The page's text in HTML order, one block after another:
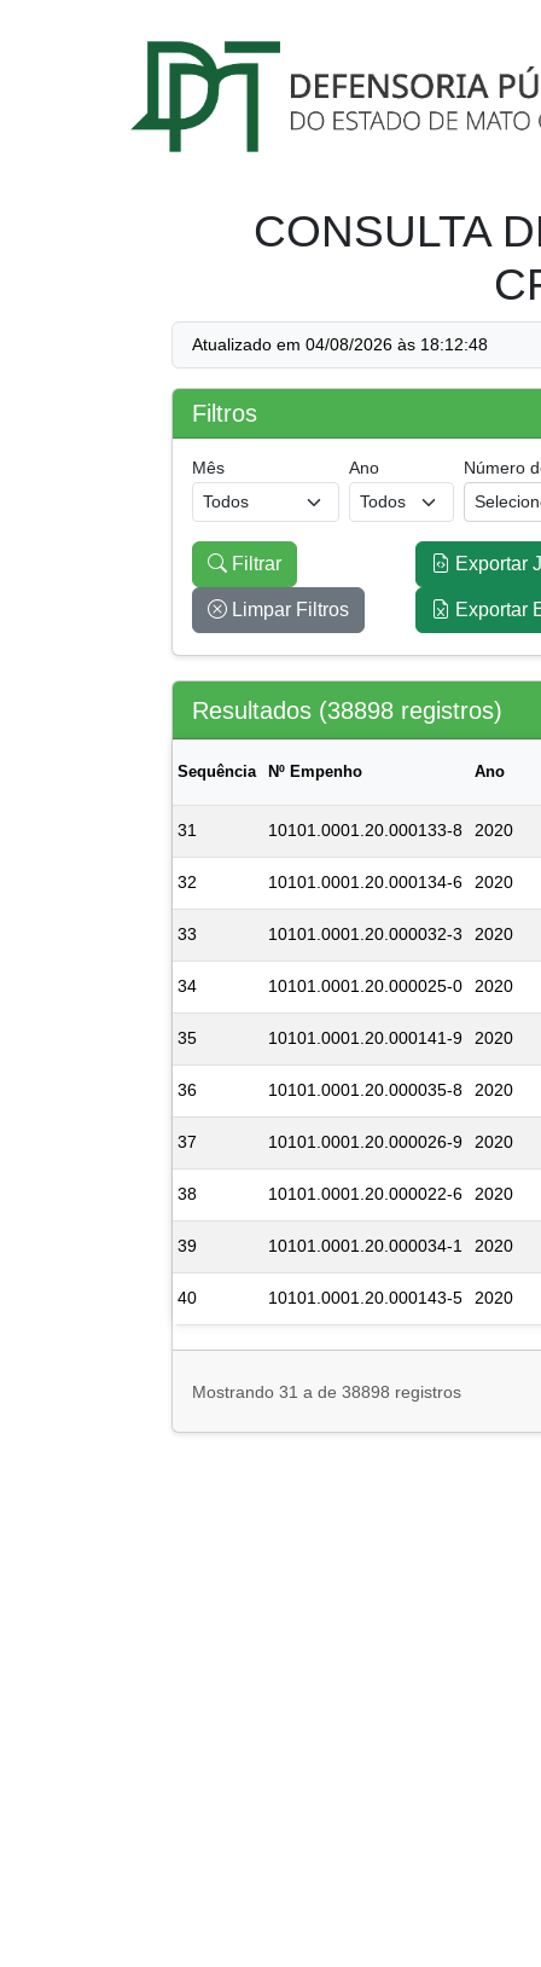
CONSULTA
Atualizado em 04/08/2026 às 18:12:48
Filtros
Mês Ano
Número
Filtrar
Limpar Filtros
Exportar
Exportar
Resultados (38898 registros)
Sequência Nº Empenho Ano
31 10101.0001.20.000133-8 2020
32 10101.0001.20.000134-6 2020
33 10101.0001.20.000032-3 2020
34 10101.0001.20.000025-0 2020
35 10101.0001.20.000141-9 2020
36 10101.0001.20.000035-8 2020
37 10101.0001.20.000026-9 2020
38 10101.0001.20.000022-6 2020
39 10101.0001.20.000034-1 2020
40 10101.0001.20.000143-5 2020
Mostrando 31 a de 38898 registros